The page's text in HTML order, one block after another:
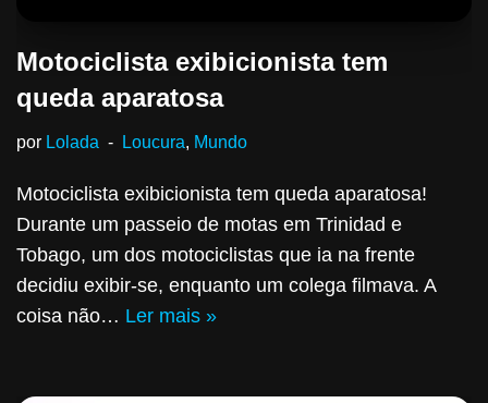
Motociclista exibicionista tem
queda aparatosa
por Lolada Loucura, Mundo
Motociclista exibicionista tem queda aparatosa!
Durante um passeio de motas em Trinidad e
Tobago, um dos motociclistas que ia na frente
decidiu exibir-se, enquanto um colega filmava. A
coisa não… Ler mais »